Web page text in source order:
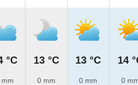
°C
mm
13 °C
0 mm
13 °C
0 mm
14
0